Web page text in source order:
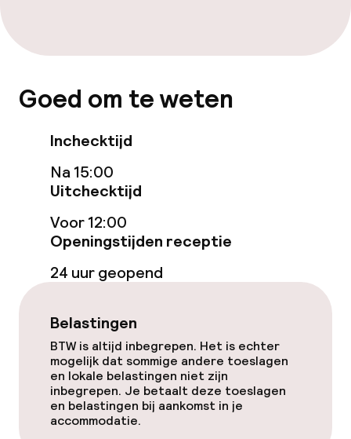
Ligstoelen
Parasols
Fitnessruimte / gym
Entertainment
Gratis wifi
Zonneterras
TV lounge
Eet- en drinkgelegenheden
Goed om te weten
Inchecktijd
Na 15:00
Uitchecktijd
Voor 12:00
Openingstijden receptie
24 uur geopend
Belastingen
BTW is altijd inbegrepen. Het is echter
mogelijk dat sommige andere toeslagen
en lokale belastingen niet zijn
inbegrepen. Je betaalt deze toeslagen
en belastingen bij aankomst in je
accommodatie.